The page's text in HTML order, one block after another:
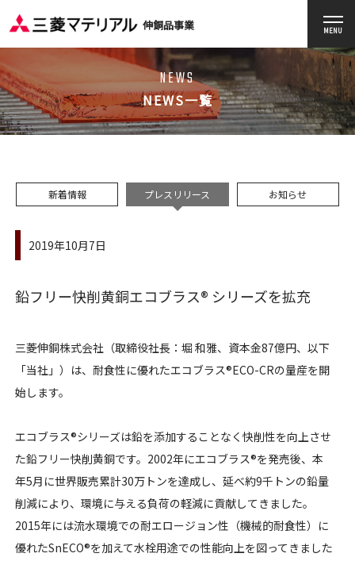
伸銅品事業 MENU
NEWS
NEWS一覧
新着情報 プレスリリース お知らせ
2019年10月7日
鉛フリー快削黄銅エコブラス® シリーズを拡充
三菱伸銅株式会社（取締役社長：堀 和雅、資本金87億円、以下
「当社」）は、耐食性に優れたエコブラス®ECO-CRの量産を開
始します。
エコブラス®シリーズは鉛を添加することなく快削性を向上させ
た鉛フリー快削黄銅です。2002年にエコブラス®を発売後、本
年5月に世界販売累計30万トンを達成し、延べ約9千トンの鉛量
削減により、環境に与える負荷の軽減に貢献してきました。
2015年には流水環境での耐エロージョン性（機械的耐食性）に
優れたSnECO®を加えて水栓用途での性能向上を図ってきました